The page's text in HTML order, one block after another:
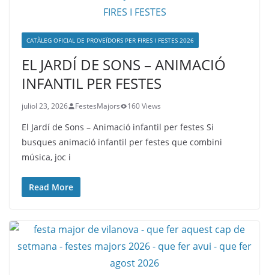
CATÀLEG OFICIAL DE PROVEÏDORS PER FIRES I FESTES 2026
EL JARDÍ DE SONS – ANIMACIÓ
INFANTIL PER FESTES
juliol 23, 2026 FestesMajors 160 Views
El Jardí de Sons – Animació infantil per festes Si
busques animació infantil per festes que combini
música, joc i
Read More